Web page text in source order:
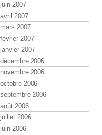
juin 2007
avril 2007
mars 2007
février 2007
janvier 2007
décembre 2006
novembre 2006
octobre 2006
septembre 2006
août 2006
juillet 2006
juin 2006